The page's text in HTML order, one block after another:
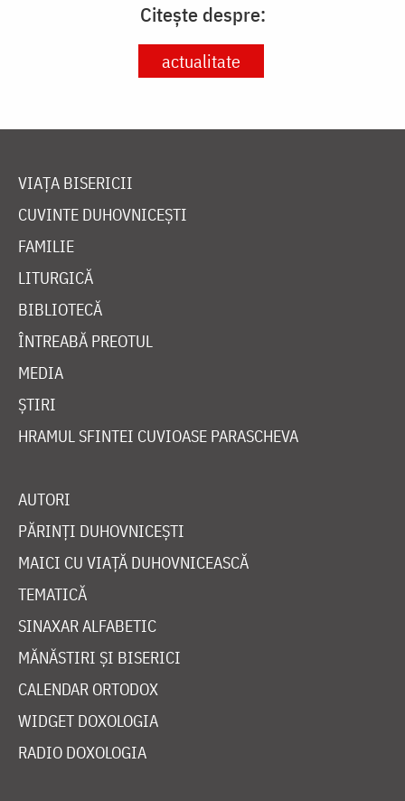
Citește despre:
actualitate
VIAȚA BISERICII
CUVINTE DUHOVNICEȘTI
FAMILIE
LITURGICĂ
BIBLIOTECĂ
ÎNTREABĂ PREOTUL
MEDIA
ȘTIRI
HRAMUL SFINTEI CUVIOASE PARASCHEVA
AUTORI
PĂRINȚI DUHOVNICEȘTI
MAICI CU VIAȚĂ DUHOVNICEASCĂ
TEMATICĂ
SINAXAR ALFABETIC
MĂNĂSTIRI ȘI BISERICI
CALENDAR ORTODOX
WIDGET DOXOLOGIA
RADIO DOXOLOGIA